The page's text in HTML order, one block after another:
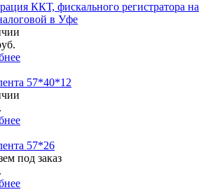
ККТ, фискального регистратора на
в Уфе
57*40*12
57*26
под заказ